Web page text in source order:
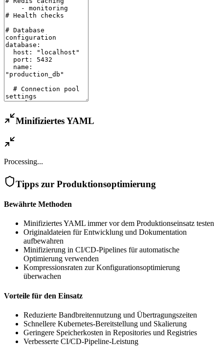
Minifiziertes YAML
Processing...
Tipps zur Produktionsoptimierung
Bewährte Methoden
Minifiziertes YAML immer vor dem Produktionseinsatz testen
Originaldateien für Entwicklung und Dokumentation
aufbewahren
Minifizierung in CI/CD-Pipelines für automatische
Optimierung verwenden
Kompressionsraten zur Konfigurationsoptimierung
überwachen
Vorteile für den Einsatz
Reduzierte Bandbreitennutzung und Übertragungszeiten
Schnellere Kubernetes-Bereitstellung und Skalierung
Geringere Speicherkosten in Repositories und Registries
Verbesserte CI/CD-Pipeline-Leistung